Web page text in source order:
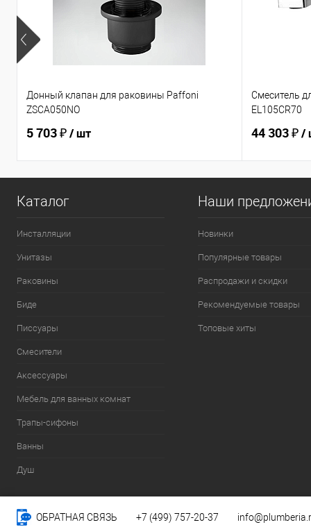
Донный клапан для раковины Paffoni
ZSCA050NO
5 703 ₽/ шт
Смеситель
EL105CR70
44 303 ₽/
Каталог
Инсталляции
Унитазы
Раковины
Биде
Писсуары
Смесители
Аксессуары
Мебель для ванных комнат
Трапы-сифоны
Ванны
Душ
Наши
Новинки
Популярные товары
Распродажи и скидки
Рекомендуемые товары
Топовые хиты
ОБРАТНАЯ СВЯЗЬ +7 (499) 757-20-37